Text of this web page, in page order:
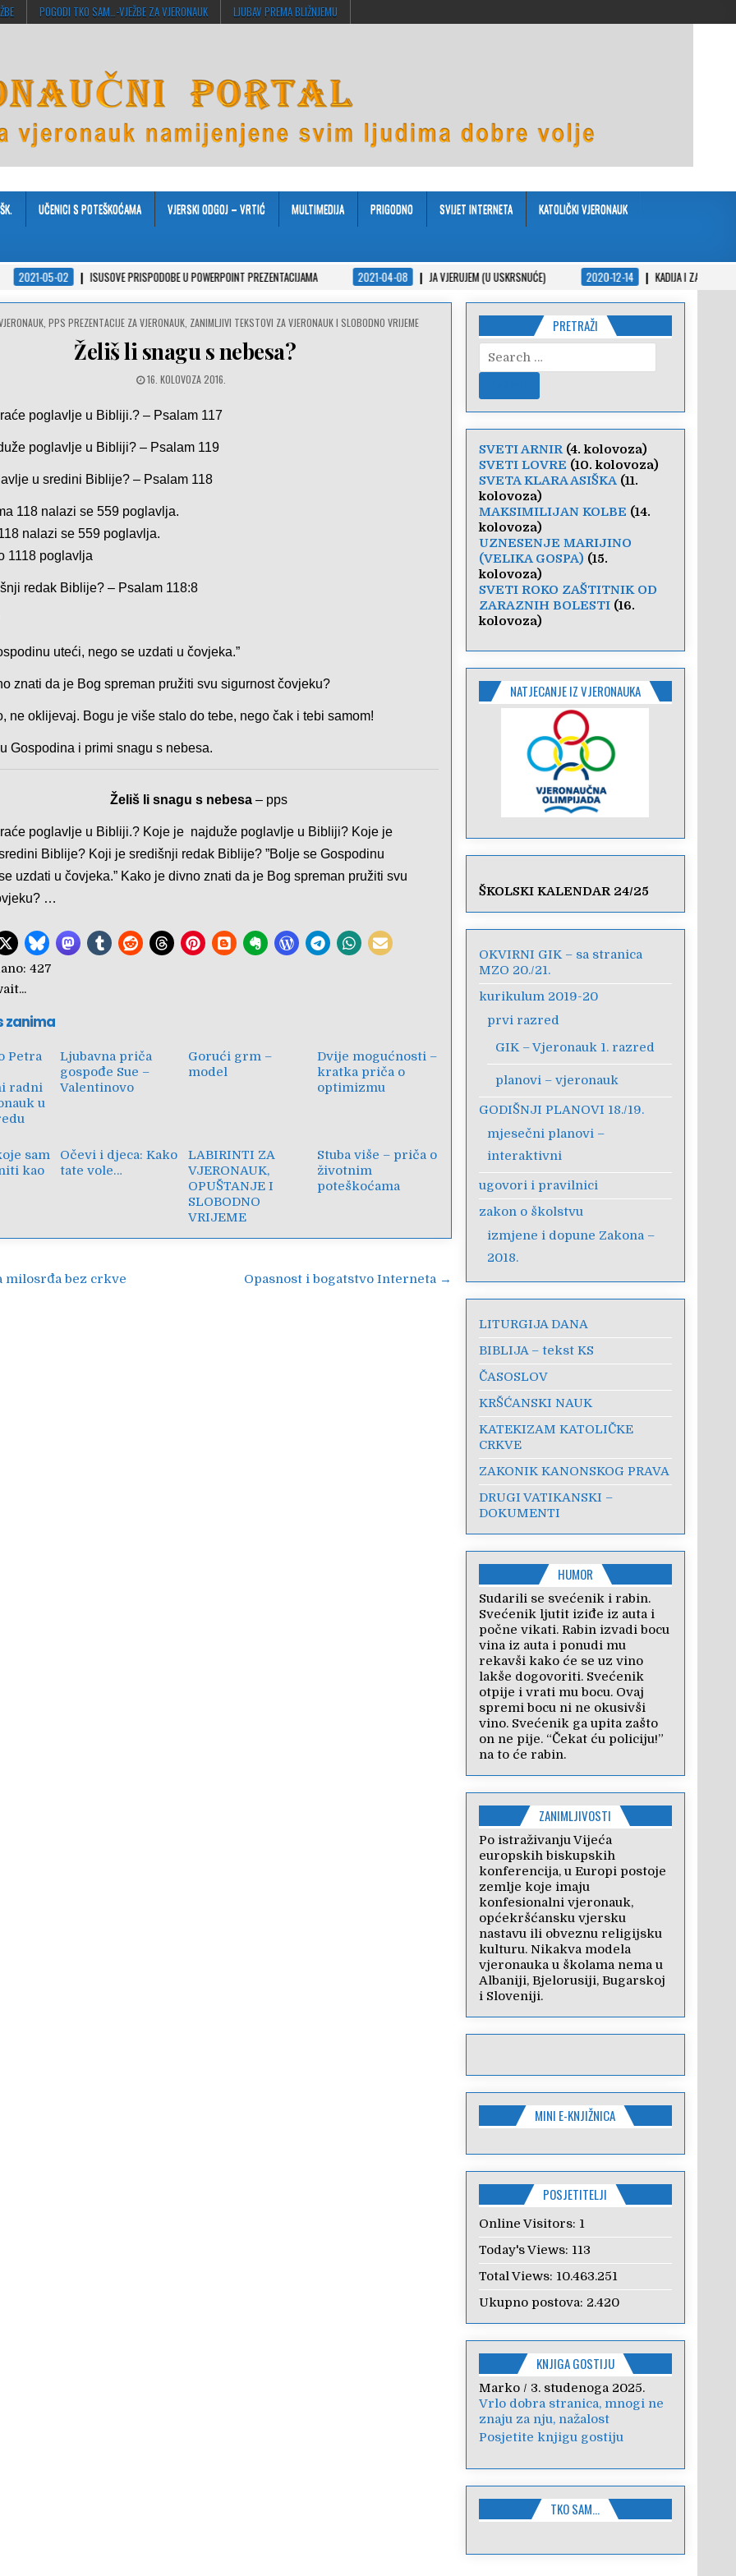
POGODI TKO SAM…-VJEŽBE ZA VJERONAUK LJUBAV PREMA BLIŽNJEMU
UČENICI S POTEŠKOĆAMA VJERSKI ODGOJ – VRTIĆ MULTIMEDIJA PRIGODNO SVIJET INTERNETA KATOLIČKI VJERONAUK
ISUSOVE PRISPODOBE U POWERPOINT PREZENTACIJAMA 2021-04-08 JA VJERUJEM (U USKRSNUĆE) 2020-12-14 KADIJA I ZAKON – KRATKA PRIČA
,PPS PREZENTACIJE ZA VJERONAUK ZANIMLJIVI TEKSTOVI ZA VJERONAUK I SLOBODNO VRIJEME
Želiš li snagu s nebesa?
16. KOLOVOZA 2016.
poglavlje u Bibliji.? – Psalam 117
poglavlje u Bibliji? – Psalam 119
u sredini Biblije? – Psalam 118
118 nalazi se 559 poglavlja.
nalazi se 559 poglavlja.
1118 poglavlja
redak Biblije? – Psalam 118:8
uteći, nego se uzdati u čovjeka.”
znati da je Bog spreman pružiti svu sigurnost čovjeku?
ne oklijevaj. Bogu je više stalo do tebe, nego čak i tebi samom!
Gospodina i primi snagu s nebesa.
Želiš li snagu s nebesa – pps
poglavlje u Bibliji.? Koje je najduže poglavlje u Bibliji? Koje je
Biblije? Koji je središnji redak Biblije? ”Bolje se Gospodinu
uzdati u čovjeka.” Kako je divno znati da je Bog spreman pružiti svu
…
427
zanima
Petra
radni
u
Ljubavna priča
gospođe Sue –
Valentinovo
Gorući grm –
model
Dvije mogućnosti –
kratka priča o
optimizmu
sam
kao
Očevi i djeca: Kako
tate vole…
LABIRINTI ZA
VJERONAUK,
OPUŠTANJE I
SLOBODNO
VRIJEME
Stuba više – priča o
životnim
poteškoćama
milosrđa bez crkve Opasnost i bogatstvo Interneta →
PRETRAŽI
Search
for:
SVETI ARNIR(4. kolovoza)
SVETI LOVRE (10. kolovoza)
SVETA KLARA ASIŠKA(11.
kolovoza)
MAKSIMILIJAN KOLBE (14.
kolovoza)
UZNESENJE MARIJINO
(VELIKA GOSPA) (15.
kolovoza)
SVETI ROKO ZAŠTITNIK OD
ZARAZNIH BOLESTI(16.
kolovoza)
NATJECANJE IZ VJERONAUKA
ŠKOLSKI KALENDAR 24/25
OKVIRNI GIK – sa stranica
MZO 20./21.
kurikulum 2019-20
prvi razred
GIK – Vjeronauk 1. razred
planovi – vjeronauk
GODIŠNJI PLANOVI 18./19.
mjesečni planovi –
interaktivni
ugovori i pravilnici
zakon o školstvu
izmjene i dopune Zakona –
2018.
LITURGIJA DANA
BIBLIJA – tekst KS
ČASOSLOV
KRŠĆANSKI NAUK
KATEKIZAM KATOLIČKE
CRKVE
ZAKONIK KANONSKOG PRAVA
DRUGI VATIKANSKI –
DOKUMENTI
HUMOR
Sudarili se svećenik i rabin.
Svećenik ljutit iziđe iz auta i
počne vikati. Rabin izvadi bocu
vina iz auta i ponudi mu
rekavši kako će se uz vino
lakše dogovoriti. Svećenik
otpije i vrati mu bocu. Ovaj
spremi bocu ni ne okusivši
vino. Svećenik ga upita zašto
on ne pije. “Čekat ću policiju!”
na to će rabin.
ZANIMLJIVOSTI
Po istraživanju Vijeća
europskih biskupskih
konferencija, u Europi postoje
zemlje koje imaju
konfesionalni vjeronauk,
općekršćansku vjersku
nastavu ili obveznu religijsku
kulturu. Nikakva modela
vjeronauka u školama nema u
Albaniji, Bjelorusiji, Bugarskoj
i Sloveniji.
MINI E-KNJIŽNICA
POSJETITELJI
Online Visitors: 1
Today's Views: 113
Total Views: 10.463.251
Ukupno postova: 2.420
KNJIGA GOSTIJU
Marko/ 3. studenoga 2025.
Vrlo dobra stranica, mnogi ne
znaju za nju, nažalost
Anica/ 7. veljače 2024.
Poštovanje, draga kolegice!
Hvala Vam na nesebičnom
radu i promoviranju...
Posjetite knjigu gostiju
TKO SAM…